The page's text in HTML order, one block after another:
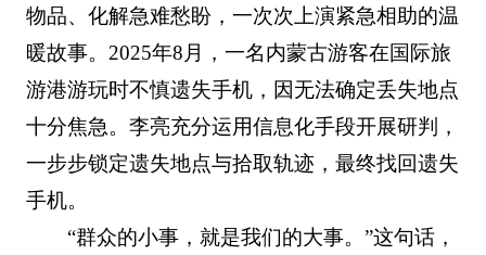
物品、化解急难愁盼，一次次上演紧急相助的温
暖故事。2025年8月，一名内蒙古游客在国际旅
游港游玩时不慎遗失手机，因无法确定丢失地点
十分焦急。李亮充分运用信息化手段开展研判，
一步步锁定遗失地点与拾取轨迹，最终找回遗失
手机。
“群众的小事，就是我们的大事。”这句话，